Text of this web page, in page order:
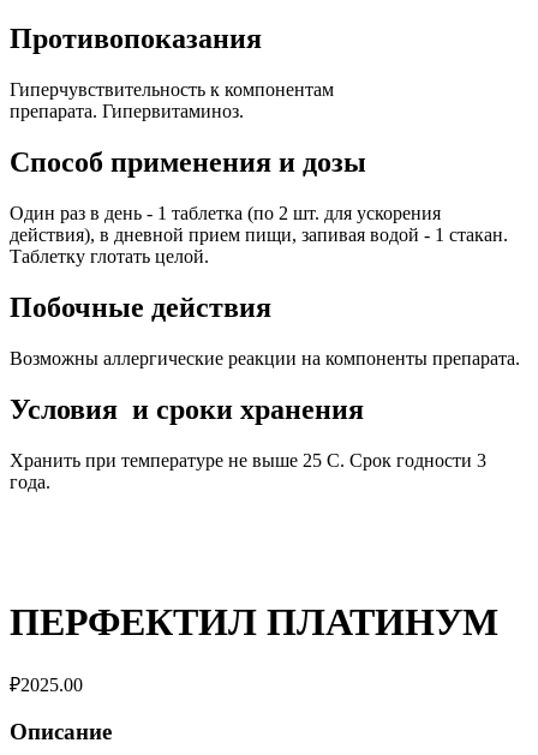
Противопоказания
Гиперчувствительность к компонентам
препарата. Гипервитаминоз.
Способ применения и дозы
Один раз в день - 1 таблетка (по 2 шт. для ускорения
действия), в дневной прием пищи, запивая водой - 1 стакан.
Таблетку глотать целой.
Побочные действия
Возможны аллергические реакции на компоненты препарата.
Условия и сроки хранения
Хранить при температуре не выше 25 С. Срок годности 3
года.
ПЕРФЕКТИЛ ПЛАТИНУМ
₽2025.00
Описание